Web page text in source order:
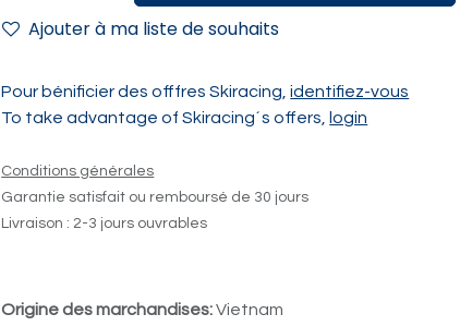
Ajouter à ma liste de souhaits
Pour bénificier des offfres Skiracing,identifiez-vous
To take advantage of Skiracing´s offers, login
Conditions générales
Garantie satisfait ou remboursé de 30 jours
Livraison : 2-3 jours ouvrables
Origine des marchandises:Vietnam